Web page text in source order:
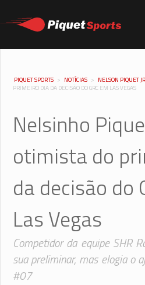
PIQUET SPORTS > NOTÍCIAS > NELSON PIQUET JR
PRIMEIRO DIA DA DECISÃO DO GRC EM LAS VEGAS
Nelsinho
otimista do
da decisão do
Las Vegas
Competidor da equipe SHR
sua preliminar, mas elogia o
#07